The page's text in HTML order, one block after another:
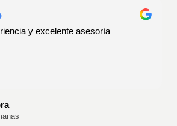
y excelente asesoría